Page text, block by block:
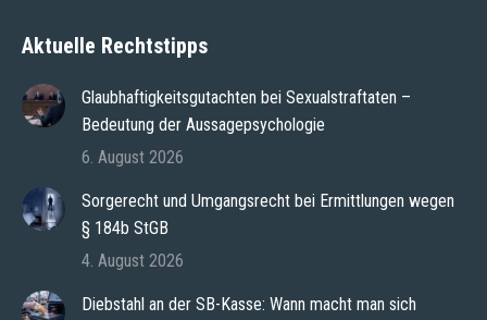
Aktuelle Rechtstipps
Glaubhaftigkeitsgutachten bei Sexualstraftaten –
Bedeutung der Aussagepsychologie
6. August 2026
Sorgerecht und Umgangsrecht bei Ermittlungen wegen
§ 184b StGB
4. August 2026
Diebstahl an der SB-Kasse: Wann macht man sich